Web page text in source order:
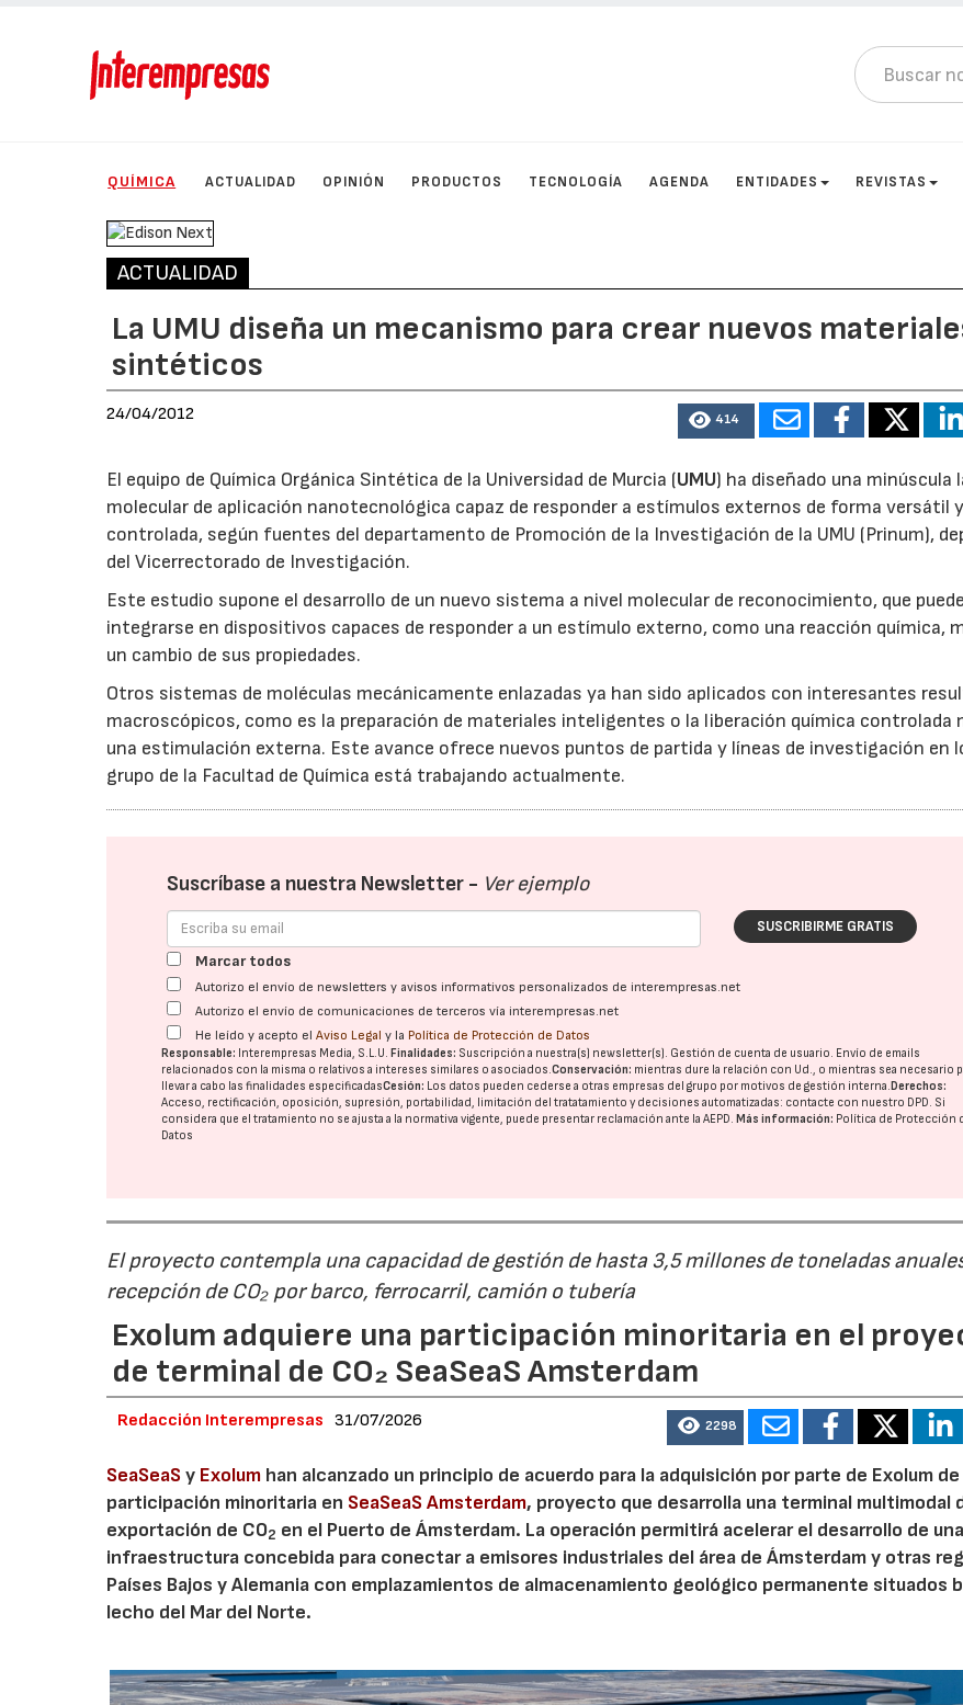
QUÍMICA ACTUALIDAD OPINIÓN PRODUCTOS TECNOLOGÍA AGENDA ENTIDADES REVISTAS
ACTUALIDAD
La UMU diseña un mecanismo para crear nuevos
sintéticos
24/04/2012 414
El equipo de Química Orgánica Sintética de la Universidad de Murcia (UMU) ha diseñado una minúscula
molecular de aplicación nanotecnológica capaz de responder a estímulos externos de forma versátil y
controlada, según fuentes del departamento de Promoción de la Investigación de la UMU (Prinum),
del Vicerrectorado de Investigación.
Este estudio supone el desarrollo de un nuevo sistema a nivel molecular de reconocimiento, que puede
integrarse en dispositivos capaces de responder a un estímulo externo, como una reacción química,
un cambio de sus propiedades.
Otros sistemas de moléculas mecánicamente enlazadas ya han sido aplicados con interesantes
macroscópicos, como es la preparación de materiales inteligentes o la liberación química controlada
una estimulación externa. Este avance ofrece nuevos puntos de partida y líneas de investigación en
grupo de la Facultad de Química está trabajando actualmente.
Suscríbase a nuestra Newsletter - Ver ejemplo
SUSCRIBIRME GRATIS
Marcar todos
Autorizo el envío de newsletters y avisos informativos personalizados de interempresas.net
Autorizo el envío de comunicaciones de terceros vía interempresas.net
He leído y acepto elAviso Legal y la Política de Protección de Datos
Responsable: Interempresas Media, S.L.U.Finalidades: Suscripción a nuestra(s) newsletter(s). Gestión de cuenta de usuario. Envío de emails
relacionados con la misma o relativos a intereses similares o asociados.Conservación: mientras dure la relación con Ud., o mientras sea necesario
llevar a cabo las finalidades especificadasCesión: Los datos pueden cederse a otras empresas del grupo por motivos de gestión interna.Derechos:
Acceso, rectificación, oposición, supresión, portabilidad, limitación del tratatamiento y decisiones automatizadas: contacte con nuestro DPD. Si
considera que el tratamiento no se ajusta a la normativa vigente, puede presentar reclamación ante laAEPD.Más información: Política de Protección
Datos
El proyecto contempla una capacidad de gestión de hasta 3,5 millones de toneladas
recepción de CO₂ por barco, ferrocarril, camión o tubería
Exolum adquiere una participación minoritaria en el
de terminal de CO₂ SeaSeaS Amsterdam
Redacción Interempresas 31/07/2026 2298
SeaSeaSy Exolum han alcanzado un principio de acuerdo para la adquisición por parte de Exolum de
participación minoritaria en SeaSeaS Amsterdam, proyecto que desarrolla una terminal multimodal
exportación de CO2 en el Puerto de Ámsterdam. La operación permitirá acelerar el desarrollo de una
infraestructura concebida para conectar a emisores industriales del área de Ámsterdam y otras
Países Bajos y Alemania con emplazamientos de almacenamiento geológico permanente situados
lecho del Mar del Norte.
23/07/2026 30/07/